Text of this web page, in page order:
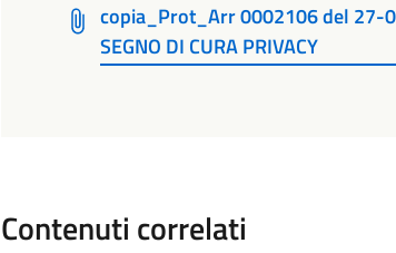
copia_Prot_Arr 0002106 del 27-
SEGNO DI CURA PRIVACY
Contenuti correlati